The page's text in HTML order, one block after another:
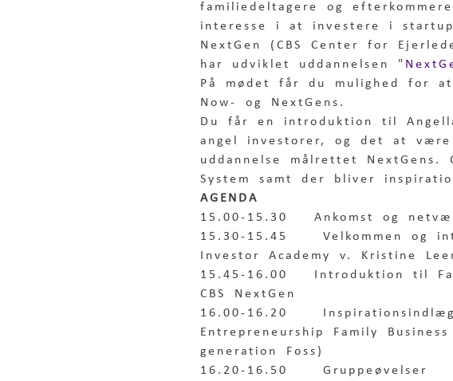
familiedeltagere og
interesse i at investere i
NextGen (CBS Center for
har udviklet uddannelsen "
På mødet får du mulighed for
Now- og NextGens.
Du får en introduktion til
angel investorer, og det at
uddannelse målrettet
System samt der bliver
AGENDA
15.00-15.30   Ankomst og
15.30-15.45    Velkommen og
Investor Academy v. Kristine
15.45-16.00   Introduktion til
CBS NextGen
16.00-16.20
Entrepreneurship Family
generation Foss)
16.20-16.50    Gruppeøvelser